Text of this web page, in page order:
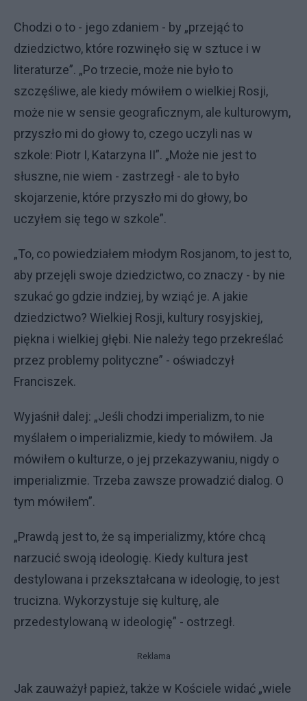
Chodzi o to - jego zdaniem - by „przejąć to
dziedzictwo, które rozwinęło się w sztuce i w
literaturze”. „Po trzecie, może nie było to
szczęśliwe, ale kiedy mówiłem o wielkiej Rosji,
może nie w sensie geograficznym, ale kulturowym,
przyszło mi do głowy to, czego uczyli nas w
szkole: Piotr I, Katarzyna II”. „Może nie jest to
słuszne, nie wiem - zastrzegł - ale to było
skojarzenie, które przyszło mi do głowy, bo
uczyłem się tego w szkole”.
„To, co powiedziałem młodym Rosjanom, to jest to,
aby przejęli swoje dziedzictwo, co znaczy - by nie
szukać go gdzie indziej, by wziąć je. A jakie
dziedzictwo? Wielkiej Rosji, kultury rosyjskiej,
piękna i wielkiej głębi. Nie należy tego przekreślać
przez problemy polityczne” - oświadczył
Franciszek.
Wyjaśnił dalej: „Jeśli chodzi imperializm, to nie
myślałem o imperializmie, kiedy to mówiłem. Ja
mówiłem o kulturze, o jej przekazywaniu, nigdy o
imperializmie. Trzeba zawsze prowadzić dialog. O
tym mówiłem”.
„Prawdą jest to, że są imperializmy, które chcą
narzucić swoją ideologię. Kiedy kultura jest
destylowana i przekształcana w ideologię, to jest
trucizna. Wykorzystuje się kulturę, ale
przedestylowaną w ideologię” - ostrzegł.
Reklama
Jak zauważył papież, także w Kościele widać „wiele